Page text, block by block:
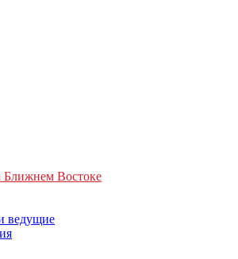
Ближнем Востоке
ведущие